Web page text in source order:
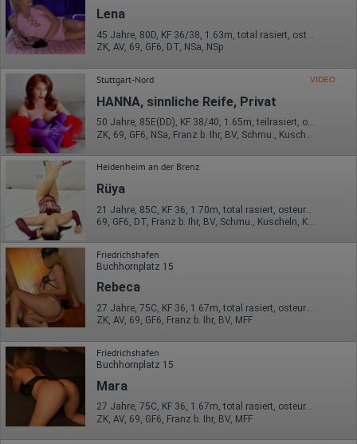
Lena
45 Jahre, 80D, KF 36/38, 1.63m, total rasiert, osteuropäisch
ZK, AV, 69, GF6, DT, NSa, NSp
Stuttgart-Nord VIDEO
HANNA, sinnliche Reife, Privat
50 Jahre, 85E(DD), KF 38/40, 1.65m, teilrasiert, osteuropäisch
Heidenheim an der Brenz
Rüya
69, GF6, DT, Franz b. Ihr, BV, Schmu., Kuscheln, Körperküs.
Friedrichshafen
Buchhornplatz 15
Rebeca
27 Jahre, 75C, KF 36, 1.67m, total rasiert, osteuropäisch
ZK, AV, 69, GF6, Franz b. Ihr, BV, MFF
Friedrichshafen
Buchhornplatz 15
Mara
27 Jahre, 75C, KF 36, 1.67m, total rasiert, osteuropäisch
ZK, AV, 69, GF6, Franz b. Ihr, BV, MFF